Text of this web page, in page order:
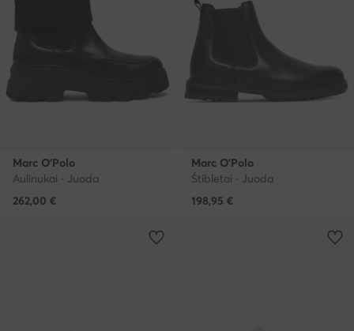
Marc O'Polo
Aulinukai · Juoda
262,00 €
Marc O'Polo
Štibletai · Juoda
198,95 €